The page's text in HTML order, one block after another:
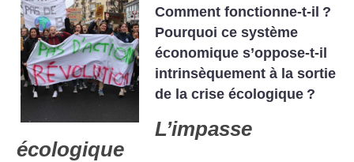
Comment fonctionne-t-il ?
Pourquoi ce système
économique s’oppose-t-il
intrinsèquement à la sortie
de la crise écologique ?
L’impasse
écologique